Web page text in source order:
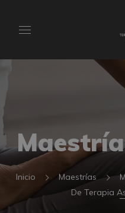
Inicio Maestrías
De Terapia